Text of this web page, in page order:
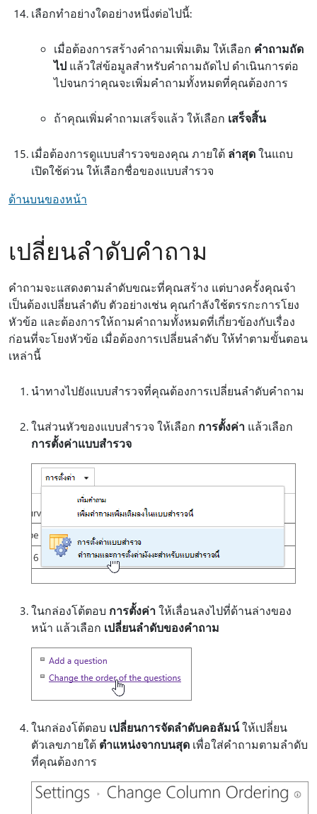
เลือกทำอย่างใดอย่างหนึ่งต่อไปนี้:
เมื่อต้องการสร้างคําถามเพิ่มเติม ให้เลือก คําถามถัด
ไป แล้วใส่ข้อมูลสําหรับคําถามถัดไป ดําเนินการต่อ
ไปจนกว่าคุณจะเพิ่มคําถามทั้งหมดที่คุณต้องการ
ถ้าคุณเพิ่มคําถามเสร็จแล้ว ให้เลือก เสร็จสิ้น
เมื่อต้องการดูแบบสํารวจของคุณ ภายใต้ ล่าสุดในแถบ
เปิดใช้ด่วน ให้เลือกชื่อของแบบสํารวจ
ด้านบนของหน้า
เปลี่ยนลําดับคําถาม
คําถามจะแสดงตามลําดับขณะที่คุณสร้าง แต่บางครั้งคุณจํา
เป็นต้องเปลี่ยนลําดับ ตัวอย่างเช่น คุณกําลังใช้ตรรกะการโยง
หัวข้อ และต้องการให้ถามคําถามทั้งหมดที่เกี่ยวข้องกับเรื่อง
ก่อนที่จะโยงหัวข้อ เมื่อต้องการเปลี่ยนลําดับ ให้ทําตามขั้นตอน
เหล่านี้
นําทางไปยังแบบสํารวจที่คุณต้องการเปลี่ยนลําดับคําถาม
ในส่วนหัวของแบบสํารวจ ให้เลือก การตั้งค่า แล้วเลือก
การตั้งค่าแบบสํารวจ
ในกล่องโต้ตอบ การตั้งค่าให้เลื่อนลงไปที่ด้านล่างของ
หน้า แล้วเลือก เปลี่ยนลําดับของคําถาม
ในกล่องโต้ตอบ เปลี่ยนการจัดลําดับคอลัมน์ให้เปลี่ยน
ตัวเลขภายใต้ ตําแหน่งจากบนสุด เพื่อใส่คําถามตามลําดับ
ที่คุณต้องการ